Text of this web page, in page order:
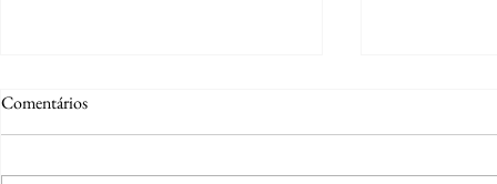
Comentários